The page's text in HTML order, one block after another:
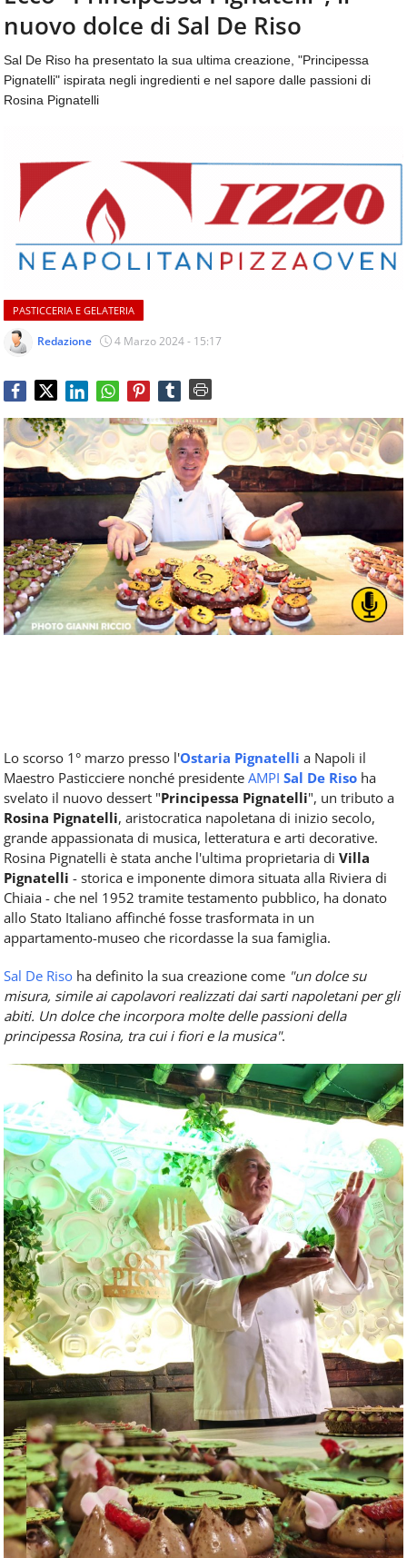
aggiornamenti
quotidiani
temi
come
ospitalità,
&
beverage,
catering
e
quotidiani
mondo
dell'alimentazione,
dei
consumi
Service
e
tutte
le
novità
comparto
Horeca.
CONTATTI
nuovo dolce di Sal De Riso
Sal De Riso ha presentato la sua ultima creazione, "Principessa
Pignatelli" ispirata negli ingredienti e nel sapore dalle passioni di
Rosina Pignatelli
PASTICCERIA E GELATERIA
Redazione 4 Marzo 2024 - 15:17
Lo scorso 1° marzo presso l'Ostaria Pignatelli a Napoli il
Maestro Pasticciere nonché presidente AMPI Sal De Riso ha
svelato il nuovo dessert "Principessa Pignatelli", un tributo a
Rosina Pignatelli, aristocratica napoletana di inizio secolo,
grande appassionata di musica, letteratura e arti decorative.
Rosina Pignatelli è stata anche l'ultima proprietaria di Villa
Pignatelli - storica e imponente dimora situata alla Riviera di
Chiaia - che nel 1952 tramite testamento pubblico, ha donato
allo Stato Italiano affinché fosse trasformata in un
appartamento-museo che ricordasse la sua famiglia.
Sal De Riso ha definito la sua creazione come "un dolce su
misura, simile ai capolavori realizzati dai sarti napoletani per gli
abiti. Un dolce che incorpora molte delle passioni della
principessa Rosina, tra cui i fiori e la musica".